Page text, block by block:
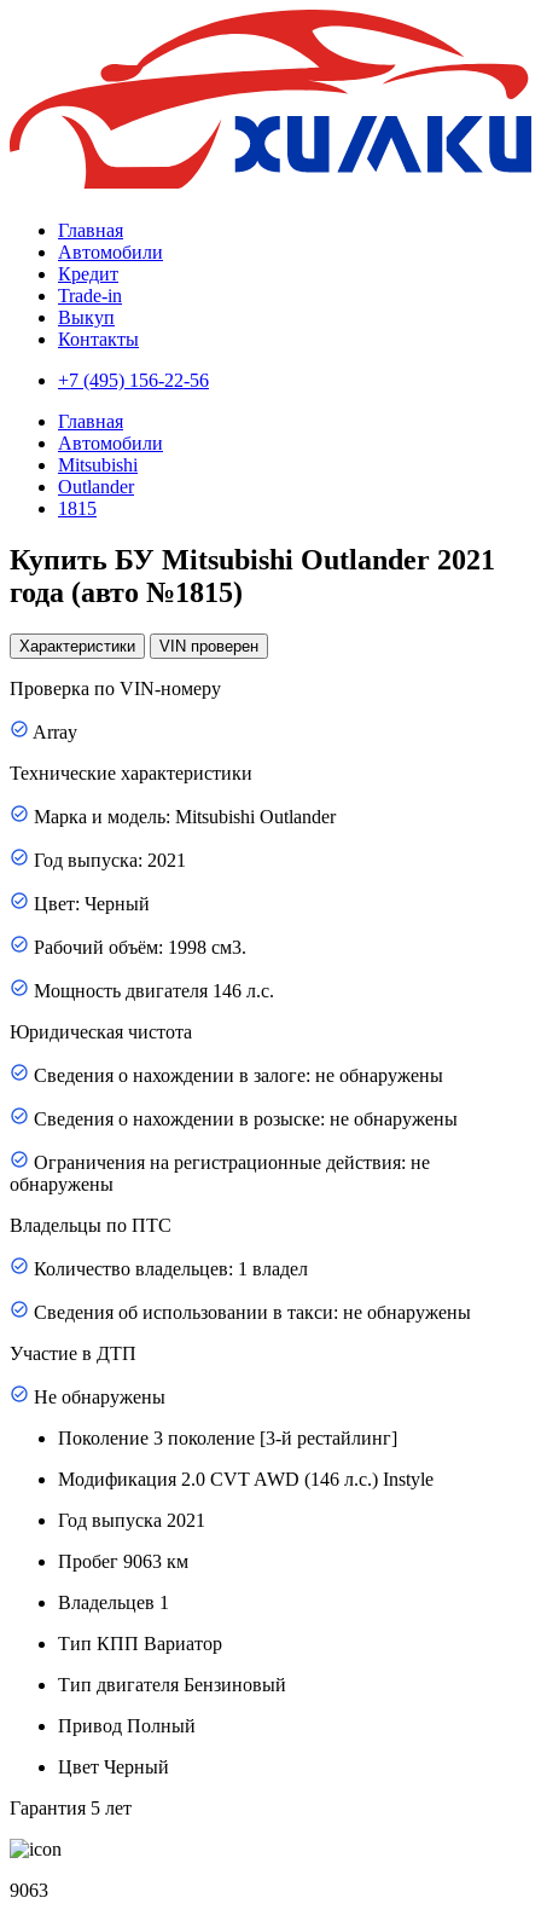
Главная
Автомобили
Кредит
Trade-in
Выкуп
Контакты
+7 (495) 156-22-56
Главная
Автомобили
Mitsubishi
Outlander
1815
Купить БУ Mitsubishi Outlander 2021
года (авто №1815)
Характеристики VIN проверен
Проверка по VIN-номеру
Array
Технические характеристики
Марка и модель: Mitsubishi Outlander
Год выпуска: 2021
Цвет: Черный
Рабочий объём: 1998 см3.
Мощность двигателя 146 л.с.
Юридическая чистота
Сведения о нахождении в залоге: не обнаружены
Сведения о нахождении в розыске: не обнаружены
Ограничения на регистрационные действия: не
обнаружены
Владельцы по ПТС
Количество владельцев: 1 владел
Сведения об использовании в такси: не обнаружены
Участие в ДТП
Не обнаружены
Поколение 3 поколение [3-й рестайлинг]
Модификация 2.0 CVT AWD (146 л.с.) Instyle
Год выпуска 2021
Пробег 9063 км
Владельцев 1
Тип КПП Вариатор
Тип двигателя Бензиновый
Привод Полный
Цвет Черный
Гарантия 5 лет
9063